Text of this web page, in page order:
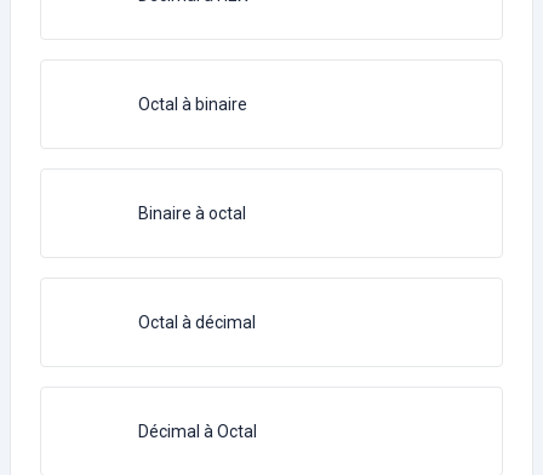
Octal à binaire
Binaire à octal
Octal à décimal
Décimal à Octal